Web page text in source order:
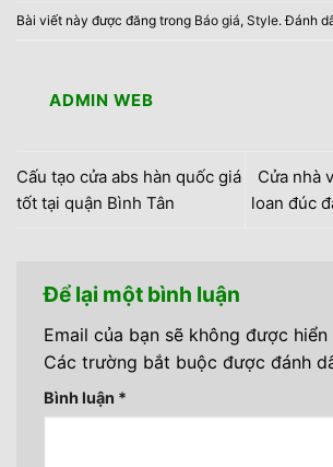
Bài viết này được đăng trong Báo giá, Style. Đánh
ADMIN WEB
Cấu tạo cửa abs hàn quốc giá
tốt tại quận Bình Tân
Cửa nhà
loan đúc
Để lại một bình luận
Email của bạn sẽ không được
Các trường bắt buộc được đánh
Bình luận *